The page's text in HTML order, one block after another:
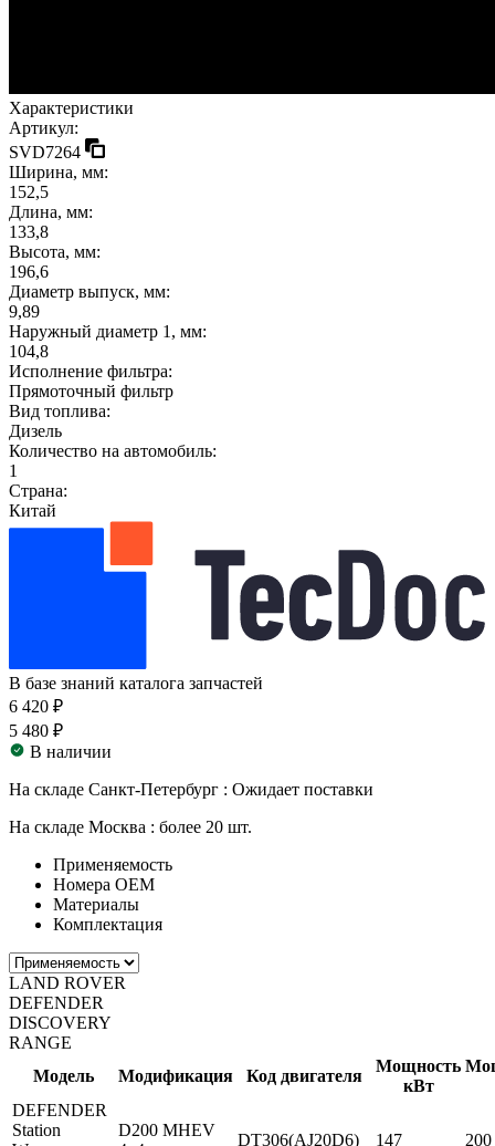
Характеристики
Артикул:
SVD7264
Ширина, мм:
152,5
Длина, мм:
133,8
Высота, мм:
196,6
Диаметр выпуск, мм:
9,89
Наружный диаметр 1, мм:
104,8
Исполнение фильтра:
Прямоточный фильтр
Вид топлива:
Дизель
Количество на автомобиль:
1
Страна:
Китай
В базе знаний каталога запчастей
6 420 ₽
5 480 ₽
В наличии
На складе Санкт-Петербург : Ожидает поставки
На складе Москва : более 20 шт.
Применяемость
Номера ОЕМ
Материалы
Комплектация
LAND ROVER
DEFENDER
DISCOVERY
RANGE
Модель
Модификация Код двигателя
Мощность
кВт
DEFENDER
Station
D200 MHEV
DT306(AJ20D6) 147 200